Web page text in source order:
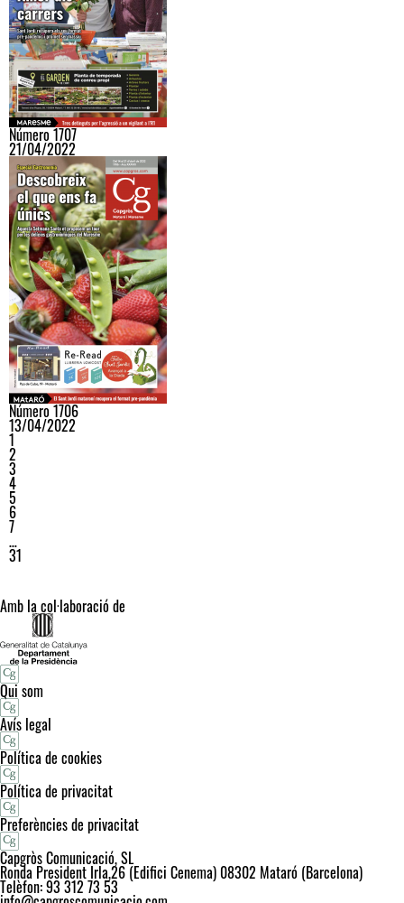
Número 1707
21/04/2022
Número 1706
13/04/2022
1
2
3
4
5
6
7
…
31
Amb la col·laboració de
Qui som
Avís legal
Política de cookies
Política de privacitat
Preferències de privacitat
Capgròs Comunicació, SL
Ronda President Irla,26 (Edifici Cenema) 08302 Mataró (Barcelona)
Telèfon: 93 312 73 53